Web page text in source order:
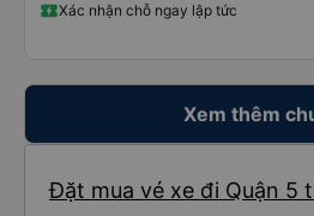
Xác nhận chỗ ngay lập tức
Xem thêm
Đặt mua vé xe đi Quận 5